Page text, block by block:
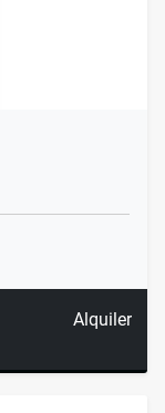
Alquiler